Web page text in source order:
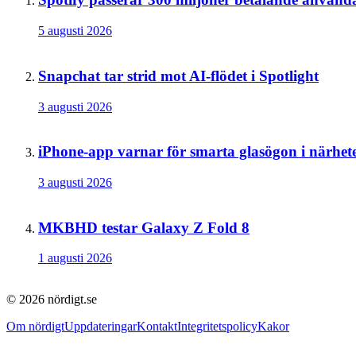
5 augusti 2026
Snapchat tar strid mot AI-flödet i Spotlight
3 augusti 2026
iPhone-app varnar för smarta glasögon i
3 augusti 2026
MKBHD testar Galaxy Z Fold 8
1 augusti 2026
© 2026 nördigt.se
Om nördigtUppdateringarKontaktIntegritetspolicyKakor